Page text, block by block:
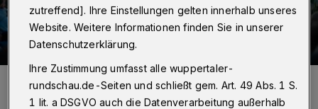
zutreffend]. Ihre Einstellungen gelten innerhalb unseres
Website. Weitere Informationen finden Sie in unserer
Datenschutzerklärung.
Ihre Zustimmung umfasst alle wuppertaler-
rundschau.de-Seiten und schließt gem. Art. 49 Abs. 1 S.
1 lit. a DSGVO auch die Datenverarbeitung außerhalb